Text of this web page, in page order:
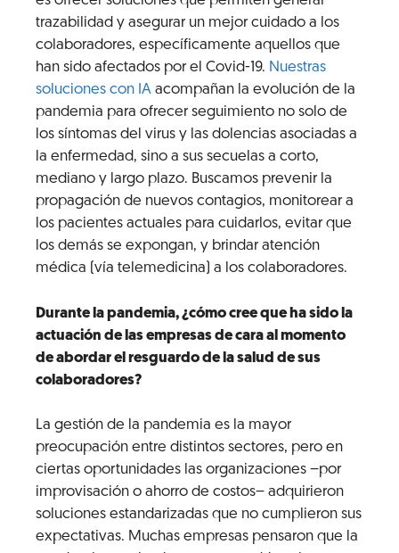
trazabilidad y asegurar un mejor cuidado a los
colaboradores, específicamente aquellos que
han sido afectados por el Covid-19. Nuestras
soluciones con IA acompañan la evolución de la
pandemia para ofrecer seguimiento no solo de
los síntomas del virus y las dolencias asociadas a
la enfermedad, sino a sus secuelas a corto,
mediano y largo plazo. Buscamos prevenir la
propagación de nuevos contagios, monitorear a
los pacientes actuales para cuidarlos, evitar que
los demás se expongan, y brindar atención
médica (vía telemedicina) a los colaboradores.
Durante la pandemia, ¿cómo cree que ha sido la
actuación de las empresas de cara al momento
de abordar el resguardo de la salud de sus
colaboradores?
La gestión de la pandemia es la mayor
preocupación entre distintos sectores, pero en
ciertas oportunidades las organizaciones –por
improvisación o ahorro de costos– adquirieron
soluciones estandarizadas que no cumplieron sus
expectativas. Muchas empresas pensaron que la